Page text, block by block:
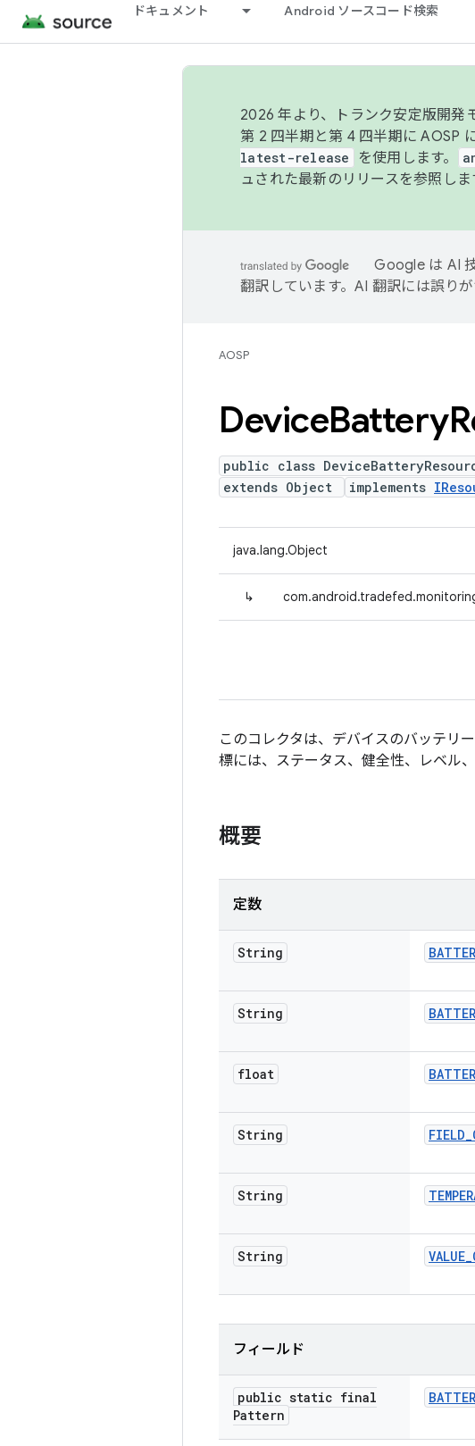
ドキュメント Android ソースコード検索
2026 年より、トランク安定版開発
第 2 四半期と第 4 四半期に AOSP
latest-release
を使用します。
ュされた最新のリリースを参照しま
Google は AI
翻訳しています。AI 翻訳には誤り
AOSP
DeviceBattery
public class
extends Object
implements
java.lang.Object
↳
このコレクタは、デバイスのバッテリ
標には、ステータス、健全性、レベル
概要
定数
String
String
float
String FIELD_
String
String VALUE_
フィールド
public static final
Pattern